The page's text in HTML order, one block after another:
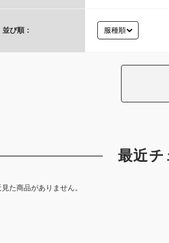
並び順：
最近
た商品がありません。